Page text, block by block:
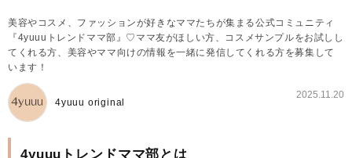
美容やコスメ、ファッションが好きなママたちが集まる公式コミュニティ
『4yuuuトレンドママ部』♡ママ友がほしい方、コスメサンプルをお試しし
てくれる方、美容やママ向けの情報を一緒に発信してくれる方を募集して
います！
4yuuu original
2025.11.20
4yuuuトレンドママ部とは